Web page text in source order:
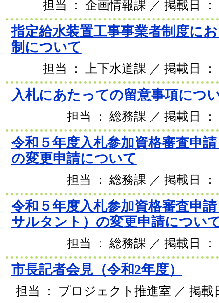
担当 ： 企画情報課 ／ 掲載日 ：
指定給水装置工事事業者制度に
制について
担当 ： 上下水道課 ／ 掲載日 ：
入札にあたっての留意事項につ
担当 ： 総務課 ／ 掲載日
令和５年度入札参加資格審査申
の変更申請について
担当 ： 総務課 ／ 掲載日
令和５年度入札参加資格審査申
サルタント）の変更申請につい
担当 ： 総務課 ／ 掲載日
市長記者会見（令和2年度）
担当 ： プロジェクト推進室 ／ 掲載